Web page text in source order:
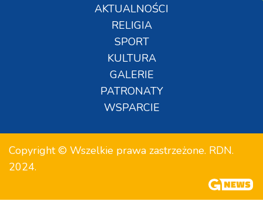
AKTUALNOŚCI
RELIGIA
SPORT
KULTURA
GALERIE
PATRONATY
WSPARCIE
Copyright © Wszelkie prawa zastrzeżone. RDN.
2024.